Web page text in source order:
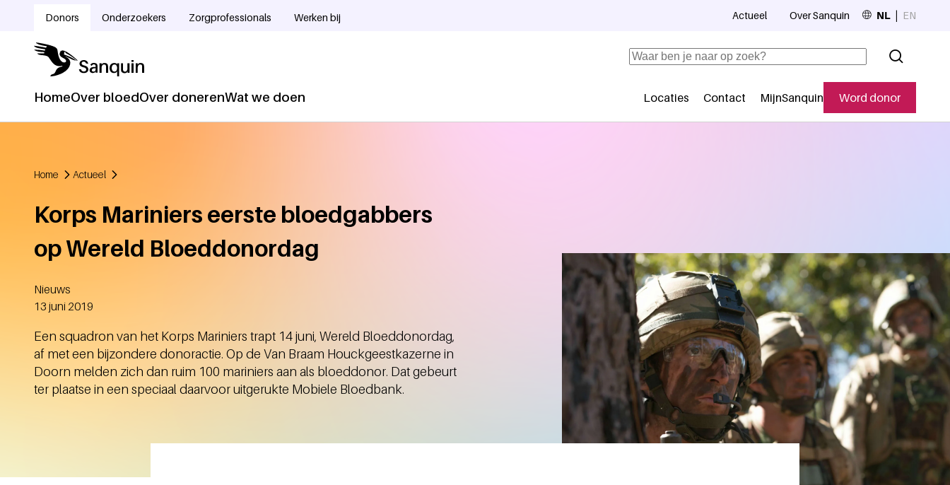
Donors Onderzoekers Zorgprofessionals Werken bij
Hoofdnavigatie
HomeOver bloedOver donerenWat we doen
Secundaire navigatie
Locaties Contact MijnSanquin Word donor
Actueel Over Sanquin NL EN
Zoeken
Home Actueel
Korps Mariniers eerste bloedgabbers
op Wereld Bloeddonordag
Nieuws
Aangemaakt
13 juni 2019
Een squadron van het Korps Mariniers trapt 14 juni, Wereld Bloeddonordag,
af met een bijzondere donoractie. Op de Van Braam Houckgeestkazerne in
Doorn melden zich dan ruim 100 mariniers aan als bloeddonor. Dat gebeurt
ter plaatse in een speciaal daarvoor uitgerukte Mobiele Bloedbank.